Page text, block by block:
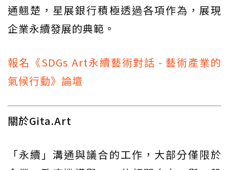
通翹楚，星展銀行積極透過各項作為，展現
企業永續發展的典範。
報名《SDGs Art永續藝術對話 - 藝術產業的
氣候行動》論壇
關於Gita.Art
「永續」溝通與議合的工作，大部分僅限於